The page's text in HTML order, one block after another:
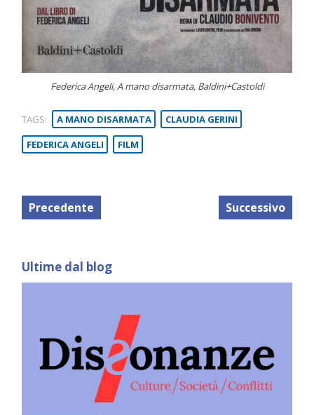
Federica Angeli, A mano disarmata, Baldini+Castoldi
TAGS: A MANO DISARMATA
CLAUDIA GERINI
FEDERICA ANGELI
FILM
Precedente Successivo
Ultime dal blog